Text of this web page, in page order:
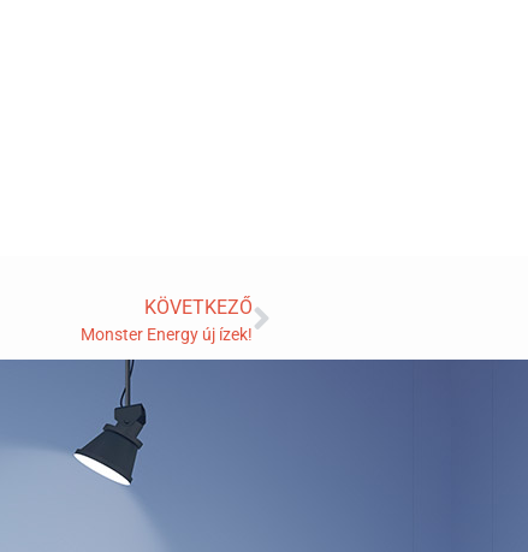
KÖVETKEZŐ
Monster Energy új ízek!